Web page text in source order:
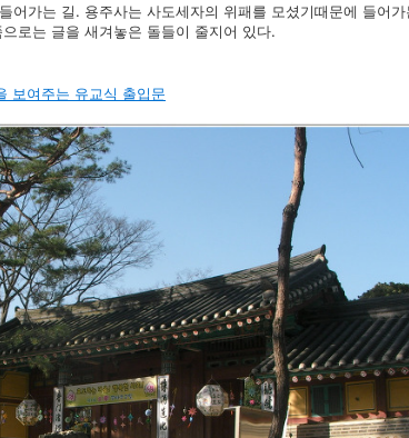
어가는 길. 용주사는 사도세자의 위패를 모셨기때문에 들어
로는 글을 새겨놓은 돌들이 줄지어 있다.
보여주는 유교식 출입문